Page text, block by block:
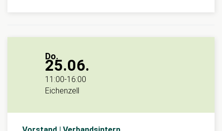
Do.
25.06.
11:00-16:00
Eichenzell